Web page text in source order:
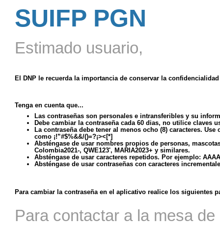
SUIFP PGN
Estimado usuario,
El DNP le recuerda la importancia de conservar la
Tenga en cuenta que...
Las contraseñas son personales e intransferibles y su
Debe cambiar la contraseña cada 60 dias, no utilice claves
La contraseña debe tener al menos ocho (8) caracteres.
como ¡!”#$%&&/()=?¡><[*]
Absténgase de usar nombres propios de personas,
Colombia2021-, QWE123', MARIA2023+ y similares.
Absténgase de usar caracteres repetidos. Por ejemplo:
Absténgase de usar contraseñas con caracteres
Para cambiar la contraseña en el aplicativo realice los siguientes
Para contactar a la mesa